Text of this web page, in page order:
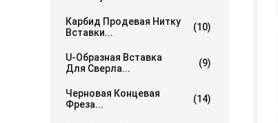
Карбид Продевая Нитку
Вставки...
(10)
U-Образная Вставка
Для Сверла...
(9)
Черновая Концевая
Фреза...
(14)